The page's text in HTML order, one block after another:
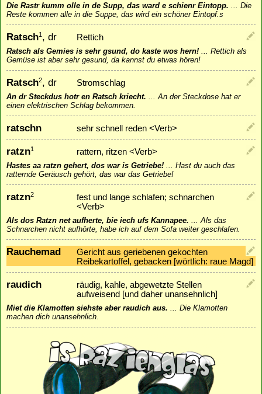
Die Rastr kumm olle in de Supp, das ward e schienr Eintopp.
Die
Reste kommen alle in die Suppe, das wird ein schöner Eintopf.s
Ratsch1 , dr Rettich
Ratsch als Gemies is sehr gsund, do kaste wos hern!
Rettich als
Gemüse ist aber sehr gesund, da kannst du etwas hören!
Ratsch2, dr Stromschlag
An dr Steckdus hotr en Ratsch kriecht.
An der Steckdose hat er
einen elektrischen Schlag bekommen.
ratschn sehr schnell reden <Verb>
ratzn1 rattern, ritzen <Verb>
Hastes aa ratzn gehert, dos war is Getriebe!
Hast du auch das
ratternde Geräusch gehört, das war das Getriebe!
ratzn2
fest und lange schlafen; schnarchen
<Verb>
Als dos Ratzn net aufherte, bie iech ufs Kannapee.
Als das
Schnarchen nicht aufhörte, habe ich auf dem Sofa weiter geschlafen.
Rauchemad
Gericht aus geriebenen gekochten
Reibekartoffel, gebacken [wörtlich: raue Magd]
raudich
räudig, kahle, abgewetzte Stellen
aufweisend [und daher unansehnlich]
Miet die Klamotten siehste aber raudich aus.
Die Klamotten
machen dich unansehnlich.